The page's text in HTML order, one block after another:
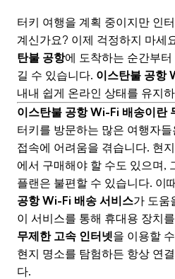
터키 여행을 계획 중이지만 인
계신가요? 이제 걱정하지 마세
탄불 공항에 도착하는 순간부
길 수 있습니다. 이스탄불 공항
내내 쉽게 온라인 상태를 유지
이스탄불 공항 Wi-Fi 배송이란
터키를 방문하는 많은 여행자
접속에 어려움을 겪습니다. 현
에서 구매해야 할 수도 있으며,
플랜은 불편할 수 있습니다. 이
공항 Wi-Fi 배송 서비스가 도움
이 서비스를 통해 휴대용 장치
무제한 고속 인터넷을 이용할
현지 명소를 탐험하든 항상 연
다.